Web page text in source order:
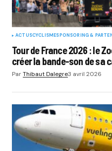
ACTUSCYCLISMESPONSORING &
Tour de France 2026 : le
créer la bande-son de sa
ParThibaut Dalegre3 avril 2026